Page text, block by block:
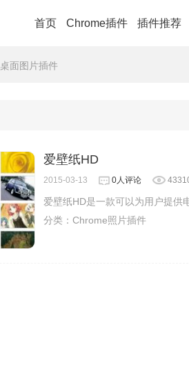
首页 Chrome插件 插件推荐
桌面图片插件
爱壁纸HD
2015-03-13 0人评论
爱壁纸HD是一款可以为用户提供
分类： Chrome照片插件